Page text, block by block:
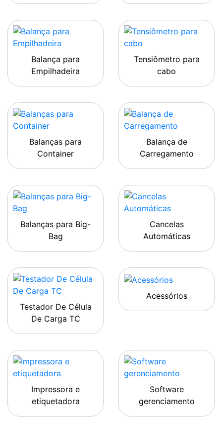
Balança para
Empilhadeira
Tensiômetro para
cabo
Balanças para
Container
Balança de
Carregamento
Balanças para Big-
Bag
Cancelas
Automáticas
Testador De Célula
De Carga TC
Acessórios
Impressora e
etiquetadora
Software
gerenciamento